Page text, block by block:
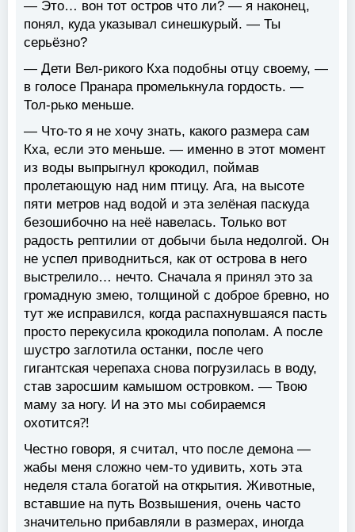
— Это… вон тот остров что ли? — я наконец,
понял, куда указывал синешкурый. — Ты
серьёзно?
— Дети Вел-рикого Кха подобны отцу своему, —
в голосе Пранара промелькнула гордость. —
Тол-рько меньше.
— Что-то я не хочу знать, какого размера сам
Кха, если это меньше. — именно в этот момент
из воды выпрыгнул крокодил, поймав
пролетающую над ним птицу. Ага, на высоте
пяти метров над водой и эта зелёная паскуда
безошибочно на неё навелась. Только вот
радость рептилии от добычи была недолгой. Он
не успел приводниться, как от острова в него
выстрелило… нечто. Сначала я принял это за
громадную змею, толщиной с доброе бревно, но
тут же исправился, когда распахнувшаяся пасть
просто перекусила крокодила пополам. А после
шустро заглотила останки, после чего
гигантская черепаха снова погрузилась в воду,
став заросшим камышом островком. — Твою
маму за ногу. И на это мы собираемся
охотится⁈
Честно говоря, я считал, что после демона —
жабы меня сложно чем-то удивить, хоть эта
неделя стала богатой на открытия. Животные,
вставшие на путь Возвышения, очень часто
значительно прибавляли в размерах, иногда